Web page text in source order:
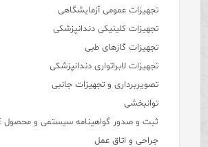
تجهیزات عمومی آزمایشگاهی
تجهیزات کلینیکی دندانپزشکی
تجهیزات گازهای طبی
تجهیزات لابراتواری دندانپزشکی
تصویربرداری و تجهیزات جانبی
توانبخشی
ثبت و صدور گواهینامه سیستمی و محصول ISO - CE
جراحی و اتاق عمل